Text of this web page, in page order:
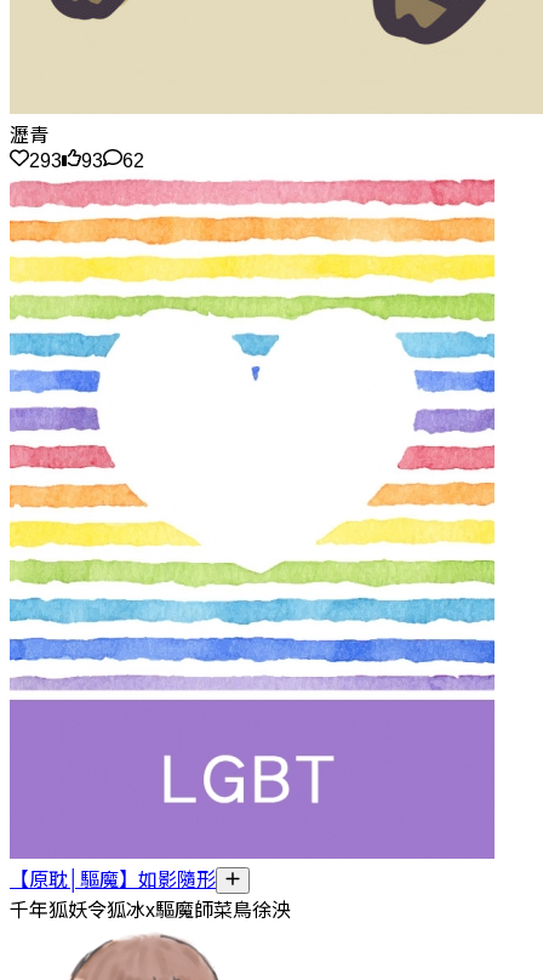
瀝青
293
93 62
【原耽│驅魔】如影隨形
千年狐妖令狐冰x驅魔師菜鳥徐泱